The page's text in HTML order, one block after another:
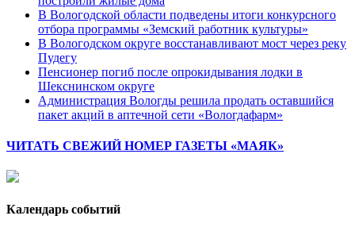
В Вологодской области подведены итоги конкурсного
отбора программы «Земский работник культуры»
В Вологодском округе восстанавливают мост через реку
Пудегу
Пенсионер погиб после опрокидывания лодки в
Шекснинском округе
Администрация Вологды решила продать оставшийся
пакет акций в аптечной сети «Вологдафарм»
ЧИТАТЬ СВЕЖИЙ НОМЕР ГАЗЕТЫ «МАЯК»
Календарь событий